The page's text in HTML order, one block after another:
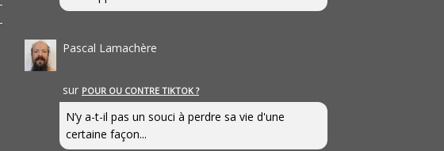
Pascal Lamachère
sur POUR OU CONTRE TIKTOK ?
N’y a-t-il pas un souci à perdre sa vie d'une
certaine façon...